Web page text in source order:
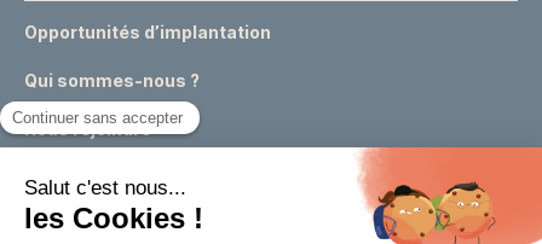
Opportunités d’implantation
Qui sommes-nous ?
Nous rejoindre
Actualités
Événements